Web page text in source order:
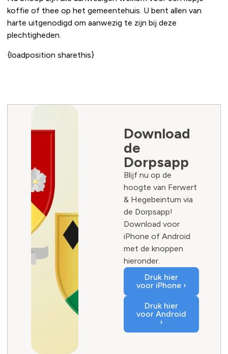
koffie of thee op het gemeentehuis. U bent allen van
harte uitgenodigd om aanwezig te zijn bij deze
plechtigheden.
{loadposition sharethis}
Download
de
Dorpsapp
Blijf nu op de
hoogte van Ferwert
& Hegebeintum via
de Dorpsapp!
Download voor
iPhone of Android
met de knoppen
hieronder.
Druk hier
voor iPhone ›
Druk hier
voor Android
›